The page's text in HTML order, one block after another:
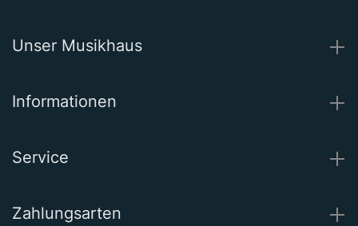
Unser Musikhaus
Informationen
Service
Zahlungsarten